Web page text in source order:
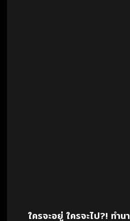
ใครจะอยู่ ใครจะไป?! ทำ